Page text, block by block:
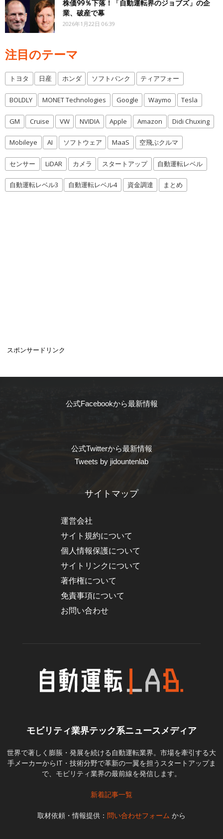
株価99％下落！「自動運転界のジョブズ」の企
業、破産で幕
2026年1月22日 06:39
注目のテーマ
トヨタ 日産 ホンダ ソフトバンク ティアフォー
BOLDLY MONET Technologies Google Waymo Tesla
GM Cruise VW NVIDIA Apple Amazon Didi Chuxing
Mobileye AI ソフトウェア MaaS 空飛ぶクルマ
センサー LiDAR カメラ スタートアップ 自動運転レベル
自動運転レベル3 自動運転レベル4 資金調達 まとめ
スポンサードリンク
公式Facebookから最新情報
公式Twitterから最新情報
Tweets by jidountenlab
サイトマップ
運営会社
サイト規約について
個人情報保護について
サイトリンクについて
著作権について
免責事項について
お問い合わせ
モビリティ業界テック系ニュースメディア
世界で著しく膨脹・発展を続ける自動運転業界。市場を牽引する大
手メーカーからIT・技術分野で革新の一翼を担うスタートアップま
で、モビリティ業界の最前線を発信します。
新着記事一覧
取材依頼・情報提供： 問い合わせフォーム から